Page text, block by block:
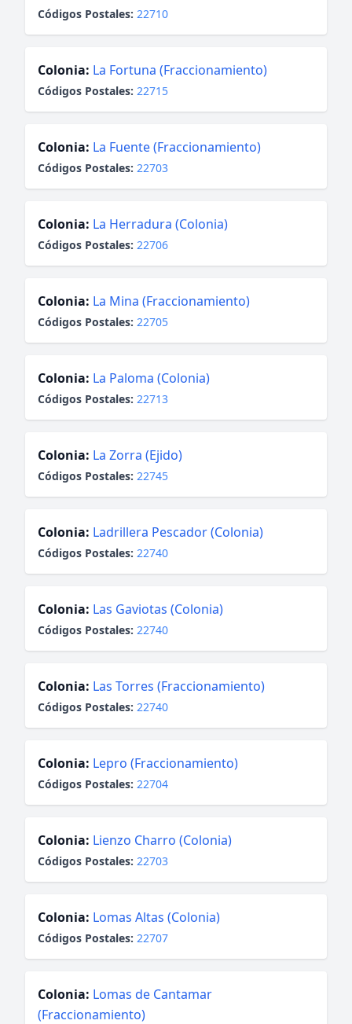
Códigos Postales: 22710
Colonia: La Fortuna (Fraccionamiento)
Códigos Postales: 22715
Colonia: La Fuente (Fraccionamiento)
Códigos Postales: 22703
Colonia: La Herradura (Colonia)
Códigos Postales: 22706
Colonia: La Mina (Fraccionamiento)
Códigos Postales: 22705
Colonia: La Paloma (Colonia)
Códigos Postales: 22713
Colonia: La Zorra (Ejido)
Códigos Postales: 22745
Colonia: Ladrillera Pescador (Colonia)
Códigos Postales: 22740
Colonia: Las Gaviotas (Colonia)
Códigos Postales: 22740
Colonia: Las Torres (Fraccionamiento)
Códigos Postales: 22740
Colonia: Lepro (Fraccionamiento)
Códigos Postales: 22704
Colonia: Lienzo Charro (Colonia)
Códigos Postales: 22703
Colonia: Lomas Altas (Colonia)
Códigos Postales: 22707
Colonia: Lomas de Cantamar
(Fraccionamiento)